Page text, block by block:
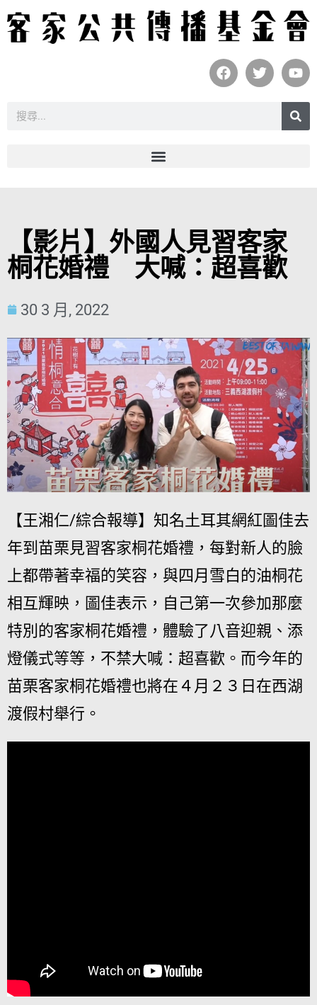
【影片】外國人見習客家
桐花婚禮 大喊：超喜歡
30 3 月, 2022
【王湘仁/綜合報導】知名土耳其網紅圖佳去
年到苗栗見習客家桐花婚禮，每對新人的臉
上都帶著幸福的笑容，與四月雪白的油桐花
相互輝映，圖佳表示，自己第一次參加那麼
特別的客家桐花婚禮，體驗了八音迎親、添
燈儀式等等，不禁大喊：超喜歡。而今年的
苗栗客家桐花婚禮也將在４月２３日在西湖
渡假村舉行。